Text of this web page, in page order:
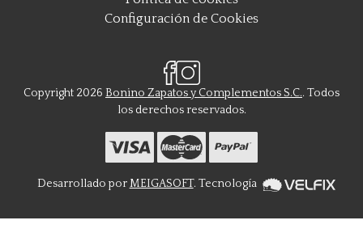
Configuración de Cookies
Copyright 2026 Bonino Zapatos y Complementos S.C.. Todos
los derechos reservados.
Desarrollado porMEIGASOFT. Tecnología